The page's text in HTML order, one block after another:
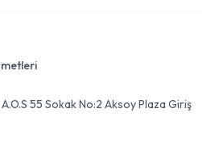
55 Sokak No:2 Aksoy Plaza Giriş